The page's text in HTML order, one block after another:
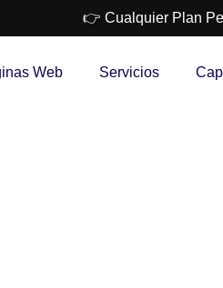
👉 Cualquier Plan
Web Servicios